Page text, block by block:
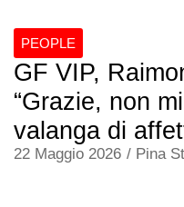
PEOPLE
GF VIP,
“Grazie, non
valanga di
22 Maggio 2026 / Pina